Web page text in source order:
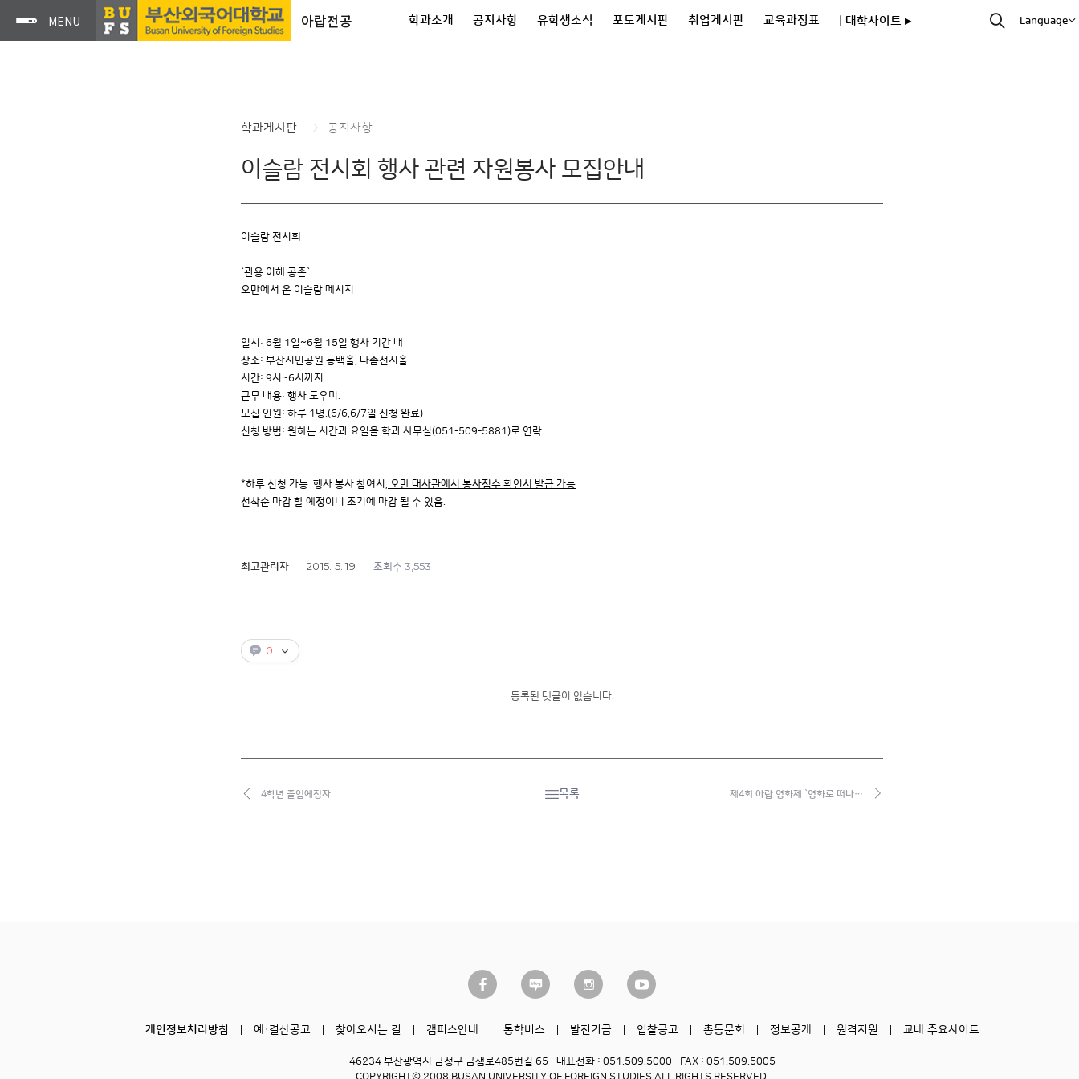
아랍전공 학과소개 공지사항 유학생소식 포토게시판 취업게시판 교육과정표 | 대학사이트 ▸ Language
학과게시판 공지사항
이슬람 전시회 행사 관련 자원봉사 모집안내
이슬람 전시회
`관용 이해 공존`
오만에서 온 이슬람 메시지
일시: 6월 1일~6월 15일 행사 기간 내
장소: 부산시민공원 동백홀, 다솜전시홀
시간: 9시~6시까지
근무 내용: 행사 도우미.
모집 인원: 하루 1명.(6/6,6/7일 신청 완료)
신청 방법: 원하는 시간과 요일을 학과 사무실(051-509-5881)로 연락.
*하루 신청 가능. 행사 봉사 참여시, 오만 대사관에서 봉사점수 확인서 발급 가능.
선착순 마감 할 예정이니 조기에 마감 될 수 있음.
최고관리자 2015. 5. 19 조회수 3,553
0
등록된 댓글이 없습니다.
4학년 졸업예정자 목록 제4회 아랍 영화제 `영화로 떠나…
개인정보처리방침 예·결산공고 찾아오시는 길 캠퍼스안내 통학버스 발전기금 입찰공고 총동문회 정보공개 원격지원 교내 주요사이트
46234 부산광역시 금정구 금샘로485번길 65 대표전화 : 051.509.5000
FAX : 051.509.5005
COPYRIGHT© 2008 BUSAN UNIVERSITY OF FOREIGN STUDIES. ALL RIGHTS RESERVED.